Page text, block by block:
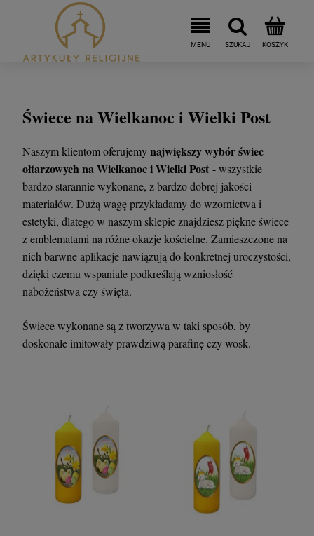
Świece na Wielkanoc i Wielki Post
Naszym klientom oferujemynajwiększy wybór świec
ołtarzowych na Wielkanoc i Wielki Post - wszystkie
bardzo starannie wykonane, z bardzo dobrej jakości
materiałów. Dużą wagę przykładamy do wzornictwa i
estetyki, dlatego w naszym sklepie znajdziesz piękne świece
z emblematami na różne okazje kościelne. Zamieszczone na
nich barwne aplikacje nawiązują do konkretnej uroczystości,
dzięki czemu wspaniale podkreślają wzniosłość
nabożeństwa czy święta.
Świece wykonane są z tworzywa w taki sposób, by
doskonale imitowały prawdziwą parafinę czy wosk.